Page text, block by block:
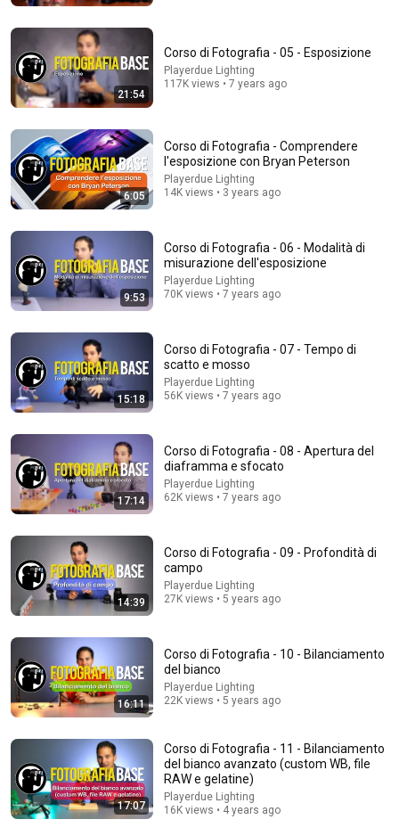
Canon EOS Rebel T3 Video 1: Overview, Features,
Functions, Interface, Layout, Design, and Buttons
David Hancock • 14K views
UDY
New
Corso di Fotografia - 10 - Bilanciamento del bianco
21:54
Corso di Fotografia - 05 - Esposizione
Playerdue Lighting
117K views • 7 years ago
6:05
Corso di Fotografia - Comprendere
l'esposizione con Bryan Peterson
Playerdue Lighting
14K views • 3 years ago
9:53
Corso di Fotografia - 06 - Modalità di
misurazione dell'esposizione
Playerdue Lighting
70K views • 7 years ago
15:18
Corso di Fotografia - 07 - Tempo di
scatto e mosso
Playerdue Lighting
56K views • 7 years ago
17:14
Corso di Fotografia - 08 - Apertura del
diaframma e sfocato
Playerdue Lighting
62K views • 7 years ago
14:39
Corso di Fotografia - 09 - Profondità di
campo
Playerdue Lighting
27K views • 5 years ago
16:11
Corso di Fotografia - 10 - Bilanciamento
del bianco
Playerdue Lighting
22K views • 5 years ago
17:07
Corso di Fotografia - 11 - Bilanciamento
del bianco avanzato (custom WB, file
RAW e gelatine)
Playerdue Lighting
16K views • 4 years ago